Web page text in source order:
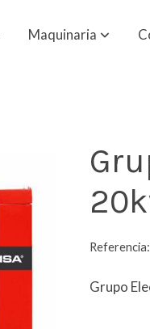
Maquinaria
Grupo